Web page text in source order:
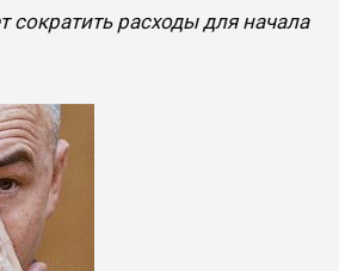
сократить расходы для начала